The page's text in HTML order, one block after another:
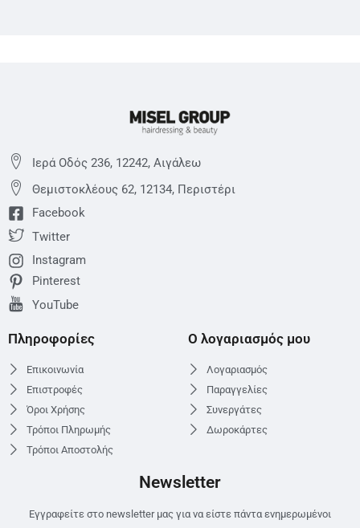
Ιερά Οδός 236, 12242, Αιγάλεω
Θεμιστoκλέους 62, 12134, Περιστέρι
Facebook
Twitter
Instagram
Pinterest
YouTube
Πληροφορίες
Επικοινωνία
Επιστροφές
Όροι Χρήσης
Τρόποι Πληρωμής
Τρόποι Αποστολής
Ο λογαριασμός μου
Λογαριασμός
Παραγγελίες
Συνεργάτες
Δωροκάρτες
Newsletter
Εγγραφείτε στο newsletter μας για να είστε πάντα ενημερωμένοι